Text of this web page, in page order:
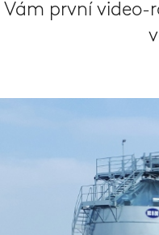
Vám první video-